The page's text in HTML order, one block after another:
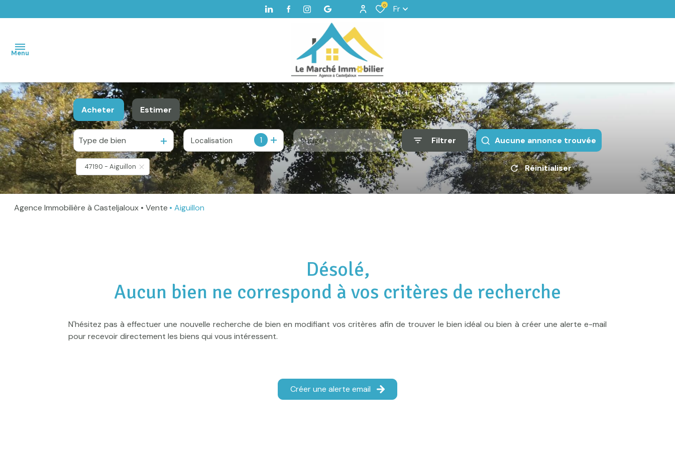
0 Fr
Menu
Accueil
Maisons
Terrains
Vendus
Home
staging -
Acheter
De l'ancien
Estimer
Type de bien 1
Localisation Budget Filtrer Aucune annonce trouvée
47190 - Aiguillon Réinitialiser
Agence Immobilière à Casteljaloux Vente Aiguillon
Désolé,
Aucun bien ne correspond à vos critères de recherche
N'hésitez pas à effectuer une nouvelle recherche de bien en modifiant vos critères afin de trouver le bien idéal ou bien à créer une alerte e-mail
pour recevoir directement les biens qui vous intéressent.
Créer une alerte email